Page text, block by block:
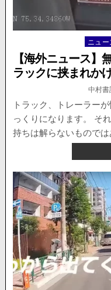
Posted
in
ニュー
【海外ニュース】
ラックに挟まれかけ
著
者:
中村書
トラック、トレーラー
っくりになります。 そ
持ちは解らないもので